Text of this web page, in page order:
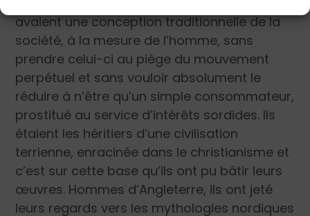
avaient une conception traditionnelle de la
société, à la mesure de l’homme, sans
prendre celui-ci au piège du mouvement
perpétuel et sans vouloir absolument le
réduire à n’être qu’un simple consommateur,
prostitué au service d’intérêts sordides. Ils
étaient les héritiers d’une civilisation
terrienne, enracinée dans le christianisme et
c’est sur cette base qu’ils ont pu bâtir leurs
œuvres. Hommes d’Angleterre, ils ont jeté
leurs regards vers les mythologies nordiques